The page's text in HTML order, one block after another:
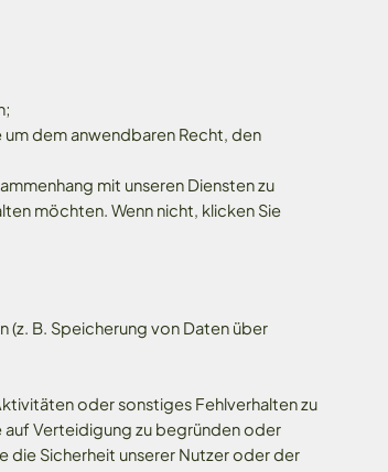
dem anwendbaren Recht, den
mit unseren Diensten zu
möchten. Wenn nicht, klicken Sie
(z. B. Speicherung von Daten über
oder sonstiges Fehlverhalten zu
auf Verteidigung zu begründen oder
die Sicherheit unserer Nutzer oder der